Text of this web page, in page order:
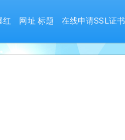
红 网址 标题 在线申请SSL证书